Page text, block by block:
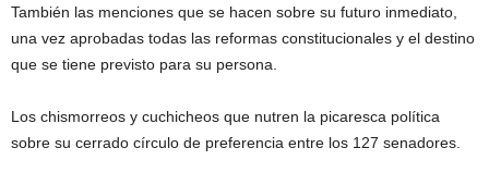
También las menciones que se hacen sobre su futuro inmediato,
una vez aprobadas todas las reformas constitucionales y el destino
que se tiene previsto para su persona.
Los chismorreos y cuchicheos que nutren la picaresca política
sobre su cerrado círculo de preferencia entre los 127 senadores.